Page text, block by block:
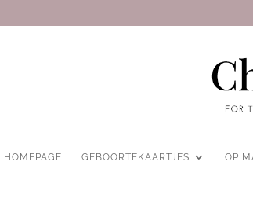
HOMEPAGE GEBOORTEKAARTJES OP